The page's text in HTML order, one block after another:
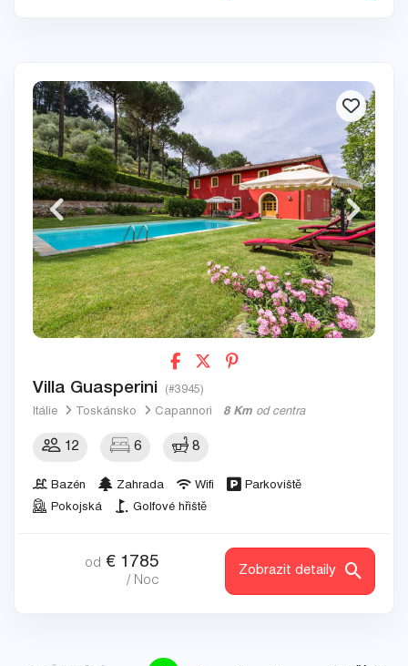
Villa Guasperini (#3945)
Itálie Toskánsko Capannori 8 Km od centra
12 6 8
Bazén Zahrada Wifi
Parkoviště
Pokojská
Golfové hřiště
od € 1785
/ Noc
Zobrazit detaily